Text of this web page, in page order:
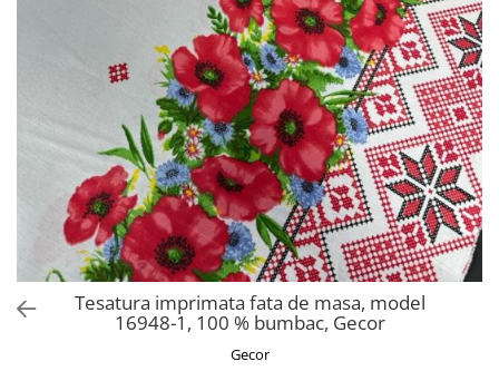
Tesatura imprimata fata de masa, model
16948-1, 100 % bumbac, Gecor
Gecor